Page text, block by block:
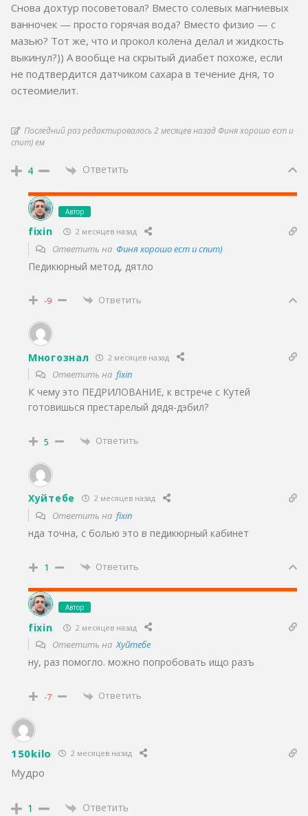
Снова дохтур посоветовал? Вместо солевых магниевых
ванночек — просто горячая вода? Вместо физио — с
мазью? Тот же, что и прокол колена делал и жидкость
выкинул?)) А вообще на скрытый диабет похоже, если
не подтвердится датчиком сахара в течение дня, то
остеомиелит.
Последний раз редактировалось 2 месяцев назад Финя хорошо ест и
спит) ем
4 Ответить
Автор
fixin 2 месяцев назад
Ответить на Финя хорошо ест и спит)
Педикюрный метод, дятло
-9 Ответить
Многознал 2 месяцев назад
Ответить на fixin
К чему это ПЕДРИЛОВАНИЕ, к встрече с Кутей
готовишься престарелый дядя-дэбил?
5 Ответить
Хуйтебе 2 месяцев назад
Ответить на fixin
нда точна, с болью это в педикюрный кабинет
1 Ответить
Автор
fixin 2 месяцев назад
Ответить наХуйтебе
ну, раз помогло. можно попробовать ищо разъ
-7 Ответить
150kilo 2 месяцев назад
Мудро
1 Ответить